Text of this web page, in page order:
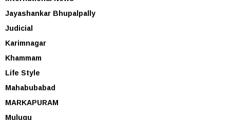
Jayashankar Bhupalpally
Judicial
Karimnagar
Khammam
Life Style
Mahabubabad
MARKAPURAM